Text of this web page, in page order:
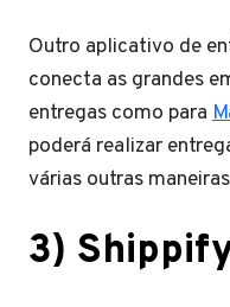
Outro aplicativo de
conecta as grandes
entregas como para
poderá realizar
várias outras
3)